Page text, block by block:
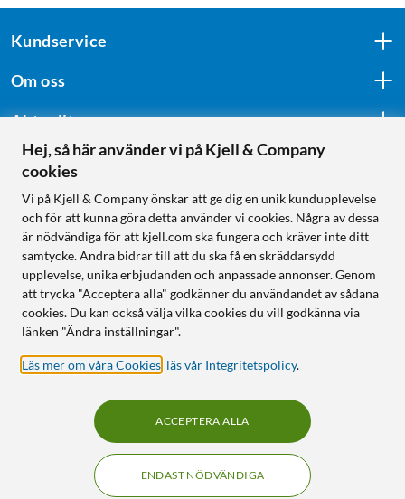
Kundservice
Om oss
Aktuellt
Följ oss
Handla från:
Sverige
Norge
KUNSKAP OCH TILLBEHÖR TILL
Hej, så här använder vi på Kjell & Company
cookies
Vi på Kjell & Company önskar att ge dig en unik kundupplevelse
och för att kunna göra detta använder vi cookies. Några av dessa
är nödvändiga för att kjell.com ska fungera och kräver inte ditt
samtycke. Andra bidrar till att du ska få en skräddarsydd
upplevelse, unika erbjudanden och anpassade annonser. Genom
att trycka "Acceptera alla" godkänner du användandet av sådana
cookies. Du kan också välja vilka cookies du vill godkänna via
länken "Ändra inställningar".
Läs mer om våra Cookies läs vår Integritetspolicy.
ENDAST NÖDVÄNDIGA
ACCEPTERA ALLA